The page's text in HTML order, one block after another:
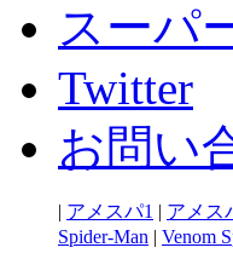
スーパ
Twitter
お問い
| アメスパ1 | アメス
Spider-Man | Venom